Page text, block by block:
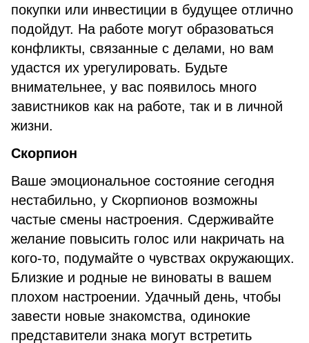
покупки или инвестиции в будущее отлично
подойдут. На работе могут образоваться
конфликты, связанные с делами, но вам
удастся их урегулировать. Будьте
внимательнее, у вас появилось много
завистников как на работе, так и в личной
жизни.
Скорпион
Ваше эмоциональное состояние сегодня
нестабильно, у Скорпионов возможны
частые смены настроения. Сдерживайте
желание повысить голос или накричать на
кого-то, подумайте о чувствах окружающих.
Близкие и родные не виноваты в вашем
плохом настроении. Удачный день, чтобы
завести новые знакомства, одинокие
представители знака могут встретить